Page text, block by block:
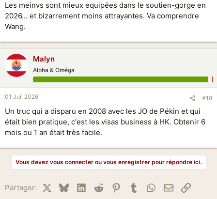
Les meinvs sont mieux equipées dans le soutien-gorge en
2026... et bizarrement moins attrayantes. Va comprendre
Wang.
Malyn
Alpha & Oméga
01 Juil 2026 #18
Un truc qui a disparu en 2008 avec les JO de Pékin et qui
était bien pratique, c'est les visas business à HK. Obtenir 6
mois ou 1 an était très facile.
Vous devez vous connecter ou vous enregistrer pour répondre ici.
Partager: BlueskyLinkedInReddit Pinterest
TumblrWhatsApp
EmailLien